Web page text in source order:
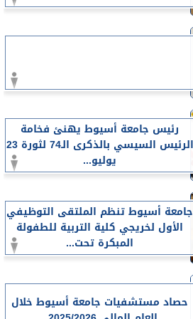
رئيس جامعة أسيوط يهنئ فخامة
الرئيس السيسي بالذكرى الـ74 لثورة 23
يوليو...
جامعة أسيوط تنظم الملتقى التوظيفي
الأول لخريجي كلية التربية للطفولة
المبكرة تحت...
حصاد مستشفيات جامعة أسيوط خلال